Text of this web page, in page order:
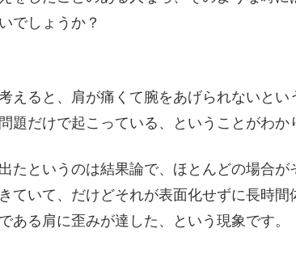
でしょうか？
えると、肩が痛くて腕をあげられないと
題だけで起こっている、ということがわか
たというのは結果論で、ほとんどの場合が
ていて、だけどそれが表面化せずに長時
ある肩に歪みが達した、という現象です。